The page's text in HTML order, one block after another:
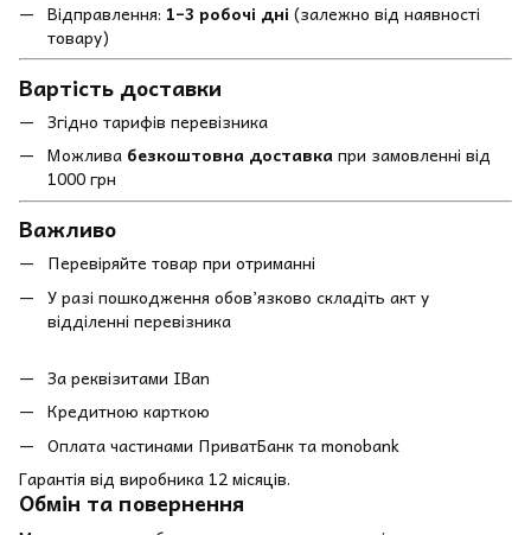
Відправлення: 1–3 робочі дні (залежно від наявності
товару)
Вартість доставки
Згідно тарифів перевізника
Можлива безкоштовна доставкапри замовленні від
1000 грн
Важливо
Перевіряйте товар при отриманні
У разі пошкодження обов’язково складіть акт у
відділенні перевізника
За реквізитами IBan
Кредитною карткою
Оплата частинами ПриватБанк та monobank
Гарантія від виробника 12 місяців.
Обмін та повернення